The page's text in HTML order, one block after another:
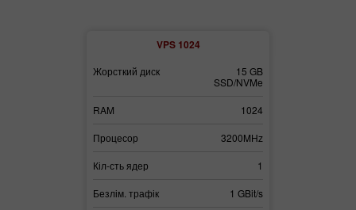
VPS 1024
Жорсткий диск
15 GB
SSD/NVMe
RAM 1024
Процесор 3200MHz
Кіл-сть ядер 1
Безлім. трафік 1 GBit/s